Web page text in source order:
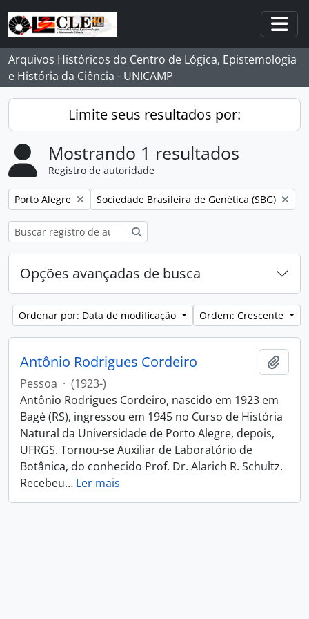
Skip to main content
Arquivos Históricos do Centro de Lógica, Epistemologia
e História da Ciência - UNICAMP
Limite seus resultados por:
Mostrando 1 resultados
Registro de autoridade
Remover filtro:
Porto Alegre Remover filtro:
Sociedade Brasileira de Genética (SBG)
Opções avançadas de busca
Ordenar por: Data de modificação Ordem: Crescente
Antônio Rodrigues Cordeiro
Pessoa · (1923-)
Antônio Rodrigues Cordeiro, nascido em 1923 em
Bagé (RS), ingressou em 1945 no Curso de História
Natural da Universidade de Porto Alegre, depois,
UFRGS. Tornou-se Auxiliar de Laboratório de
Botânica, do conhecido Prof. Dr. Alarich R. Schultz.
Recebeu… Ler mais